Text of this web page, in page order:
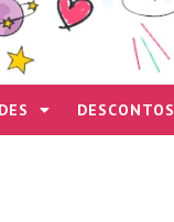
DESCONTOS